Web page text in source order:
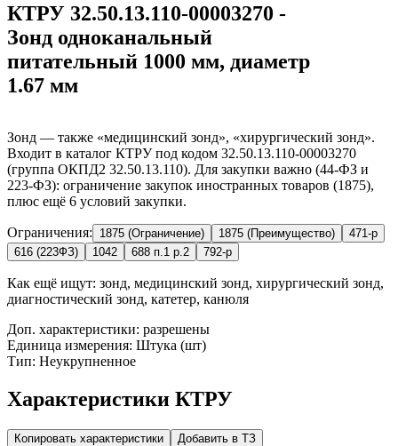
КТРУ 32.50.13.110-00003270 -
Зонд одноканальный
питательный 1000 мм, диаметр
1.67 мм
Зонд — также «медицинский зонд», «хирургический зонд».
Входит в каталог КТРУ под кодом 32.50.13.110-00003270
(группа ОКПД2 32.50.13.110). Для закупки важно (44-ФЗ и
223-ФЗ): ограничение закупок иностранных товаров (1875),
плюс ещё 6 условий закупки.
Ограничения: 1875 (Ограничение) 1875 (Преимущество)
471-р
616 (223ФЗ)
1042 688 п.1 р.2 792-р
Как ещё ищут: зонд, медицинский зонд, хирургический зонд,
диагностический зонд, катетер, канюля
Доп. характеристики: разрешены
Единица измерения: Штука (шт)
Тип: Неукрупненное
Характеристики КТРУ
Копировать характеристики Добавить в ТЗ